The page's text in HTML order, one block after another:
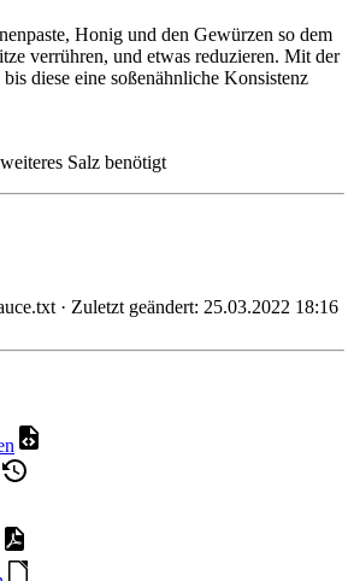
Honig und den Gewürzen so dem
verrühren, und etwas reduzieren. Mit der
diese eine soßenähnliche Konsistenz
Salz benötigt
· Zuletzt geändert: 25.03.2022 18:16